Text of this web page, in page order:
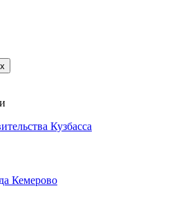
Кузбасса
Кемерово